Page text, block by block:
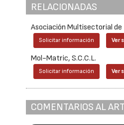
RELACIONADAS
Asociación Multisectorial de
Solicitar información Ver
Mol-Matric, S.C.C.L.
Solicitar información Ver
COMENTARIOS AL